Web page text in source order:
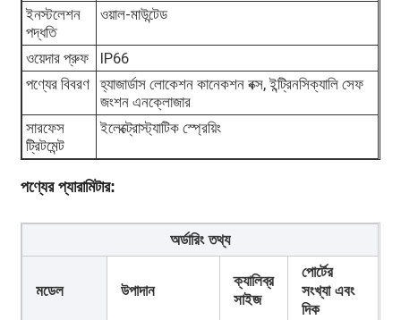
বিস্ফোরণ প্রতিরোধী বাক্স
বিস্ফোরণ প্রমাণ সুইচ
বিস্ফোরণ প্রতিরোধী ক্যাবল গ্রন্থি
ইনস্টলেশন
পদ্ধতি
ওয়াল-মাউন্টেড
ওয়েদার প্রুফ
IP66
পণ্যের বিবরণ
হ্যাজার্ডাস লোকেশন কানেকশন বক্স, ইন্ট্রিনসিক্যালি সেফ
জংশন এনক্লোজার
সারফেস
ট্রিটমেন্ট
ইলেক্ট্রোস্ট্যাটিক স্প্রেয়িং
পণ্যের প্যারামিটার:
অর্ডারিং তথ্য
মডেল উপাদান
ক্যালিব্র
সাইজ
পোর্টের
সংখ্যা এবং
দিক